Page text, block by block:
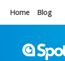
Home Blog